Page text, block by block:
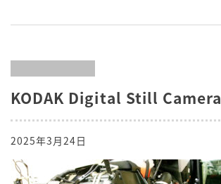
KODAK Digital Still Camera
2025年3月24日